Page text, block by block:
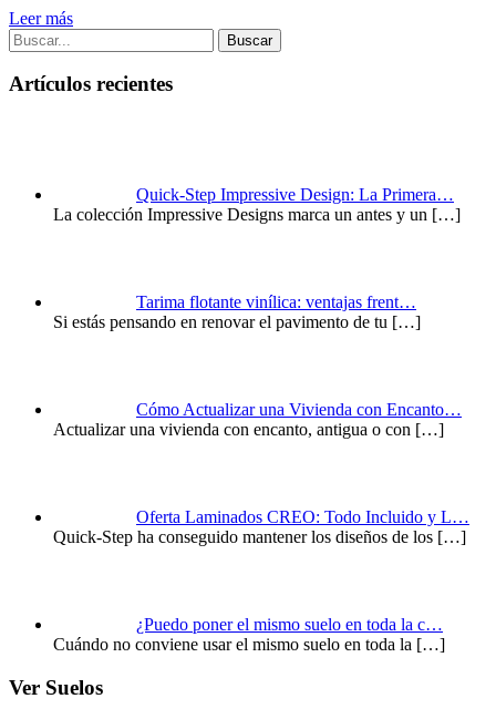
Leer más
Buscar
Artículos recientes
Quick-Step Impressive Design: La Primera…
La colección Impressive Designs marca un antes y un […]
Tarima flotante vinílica: ventajas frent…
Si estás pensando en renovar el pavimento de tu […]
Cómo Actualizar una Vivienda con Encanto…
Actualizar una vivienda con encanto, antigua o con […]
Oferta Laminados CREO: Todo Incluido y L…
Quick-Step ha conseguido mantener los diseños de los […]
¿Puedo poner el mismo suelo en toda la c…
Cuándo no conviene usar el mismo suelo en toda la […]
Ver Suelos